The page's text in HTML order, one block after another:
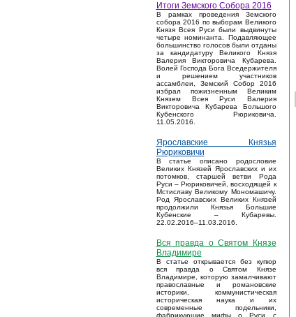
Итоги Земского Собора 2016
В рамках проведения Земского
собора 2016 по выборам Великого
Князя Всея Руси были выдвинуты
четыре номинанта. Подавляющее
большинство голосов были отданы
за кандидатуру Великого Князя
Валерия Викторовича Кубарева.
Волей Господа Бога Вседержителя
и решением участников
ассамблеи, Земский Собор 2016
избрал пожизненным Великим
Князем Всея Руси Валерия
Викторовича Кубарева Большого
Кубенского Рюриковича.
11.05.2016.
Ярославские Князья
Рюриковичи
В статье описано родословие
Великих Князей Ярославских и их
потомков, старшей ветви Рода
Руси – Рюриковичей, восходящей к
Мстиславу Великому Мономашичу.
Род Ярославских Великих Князей
продолжили Князья Большие
Кубенские – Кубаревы.
22.02.2016–11.03.2016.
Вся правда о Святом Князе
Владимире
В статье открывается без купюр
вся правда о Святом Князе
Владимире, которую замалчивают
православные и романовские
историки, коммунистическая
историческая наука и их
современные подельники,
фабрикующие мифы о Руси с